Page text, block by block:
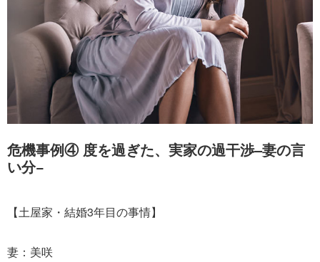
危機事例④ 度を過ぎた、実家の過干渉–妻の言
い分−
【土屋家・結婚3年目の事情】
妻：美咲